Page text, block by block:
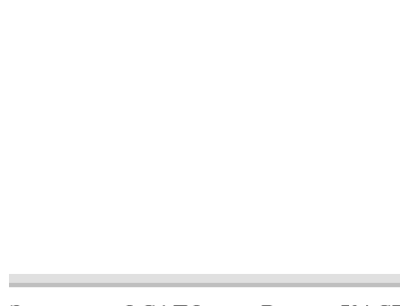
РОСГОССТРАХ в Удмуртии застраховал сельхозпроизводителей
около 200 млн рублей